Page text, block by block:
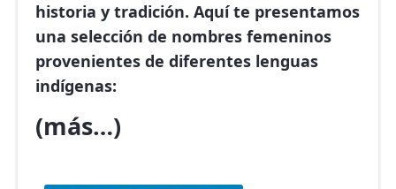
historia y tradición. Aquí te presentamos
una selección de nombres femeninos
provenientes de diferentes lenguas
indígenas:
(más…)